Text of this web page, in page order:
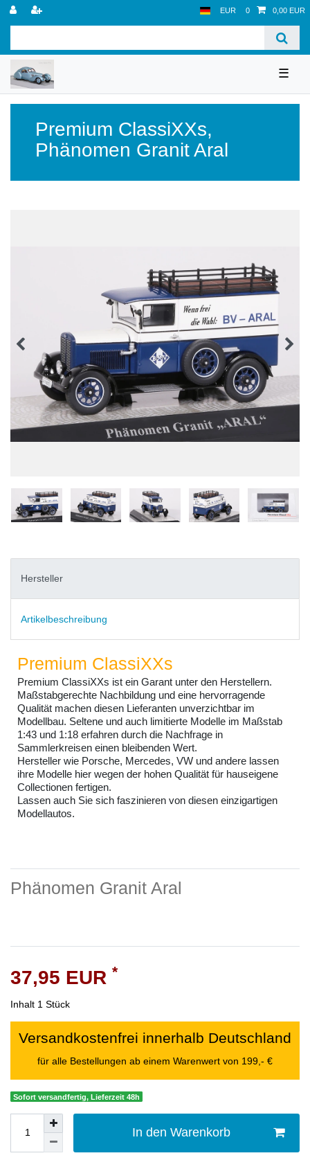
EUR 0 0,00 EUR
☰
Premium ClassiXXs,
Phänomen Granit Aral
Hersteller
Artikelbeschreibung
Premium ClassiXXs
Premium ClassiXXs ist ein Garant unter den Herstellern.
Maßstabgerechte Nachbildung und eine hervorragende
Qualität machen diesen Lieferanten unverzichtbar im
Modellbau. Seltene und auch limitierte Modelle im Maßstab
1:43 und 1:18 erfahren durch die Nachfrage in
Sammlerkreisen einen bleibenden Wert.
Hersteller wie Porsche, Mercedes, VW und andere lassen
ihre Modelle hier wegen der hohen Qualität für hauseigene
Collectionen fertigen.
Lassen auch Sie sich faszinieren von diesen einzigartigen
Modellautos.
Phänomen Granit Aral
37,95 EUR *
Inhalt 1 Stück
Versandkostenfrei innerhalb Deutschland
für alle Bestellungen ab einem Warenwert von 199,- €
Sofort versandfertig, Lieferzeit 48h
In den Warenkorb